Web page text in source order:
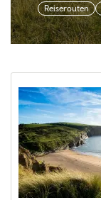
Reiserouten